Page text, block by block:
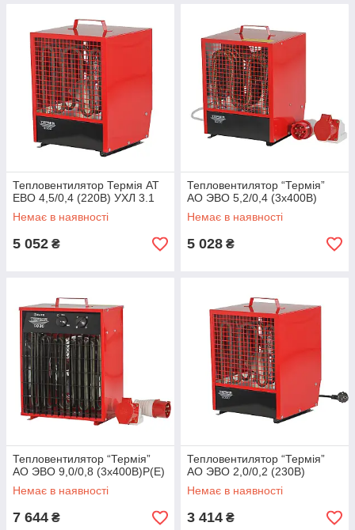
Тепловентилятор Термія АТ
ЕВО 4,5/0,4 (220В) УХЛ 3.1
Немає в наявності
5 052 ₴
Тепловентилятор “Термія”
АО ЭВО 5,2/0,4 (3х400В)
Немає в наявності
5 028 ₴
Тепловентилятор “Термія”
АО ЭВО 9,0/0,8 (3х400В)Р(Е)
Немає в наявності
7 644 ₴
Тепловентилятор “Термія”
АО ЭВО 2,0/0,2 (230В)
Немає в наявності
3 414 ₴